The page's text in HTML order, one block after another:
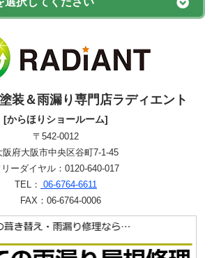
装＆雨漏り専門店ラディエント
[からほりショールーム]
〒542-0012
阪府大阪市中央区谷町7-1-45
リーダイヤル：0120-640-017
TEL： 06-6764-6611
FAX：06-6764-0006